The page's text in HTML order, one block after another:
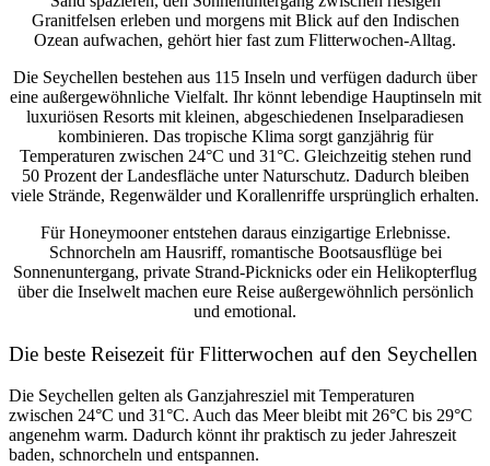
Granitfelsen erleben und morgens mit Blick auf den Indischen
Ozean aufwachen, gehört hier fast zum Flitterwochen-Alltag.
Die Seychellen bestehen aus 115 Inseln und verfügen dadurch über
eine außergewöhnliche Vielfalt. Ihr könnt lebendige Hauptinseln mit
luxuriösen Resorts mit kleinen, abgeschiedenen Inselparadiesen
kombinieren. Das tropische Klima sorgt ganzjährig für
Temperaturen zwischen 24°C und 31°C. Gleichzeitig stehen rund
50 Prozent der Landesfläche unter Naturschutz. Dadurch bleiben
viele Strände, Regenwälder und Korallenriffe ursprünglich erhalten.
Für Honeymooner entstehen daraus einzigartige Erlebnisse.
Schnorcheln am Hausriff, romantische Bootsausflüge bei
Sonnenuntergang, private Strand-Picknicks oder ein Helikopterflug
über die Inselwelt machen eure Reise außergewöhnlich persönlich
und emotional.
Die beste Reisezeit für Flitterwochen auf den Seychellen
Die Seychellen gelten als Ganzjahresziel mit Temperaturen
zwischen 24°C und 31°C. Auch das Meer bleibt mit 26°C bis 29°C
angenehm warm. Dadurch könnt ihr praktisch zu jeder Jahreszeit
baden, schnorcheln und entspannen.